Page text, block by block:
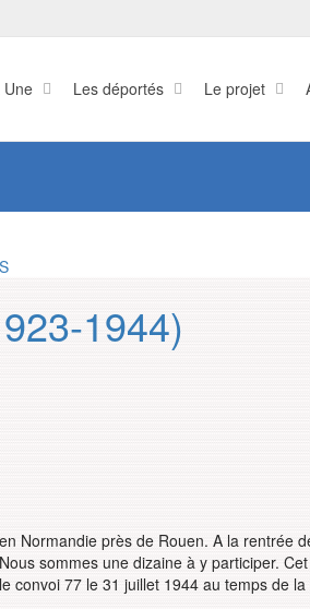
Une Les déportés Le projet
1944)
Normandie près de Rouen. A la rentrée
sommes une dizaine à y participer. Cet
convoi 77 le 31 juillet 1944 au temps de la